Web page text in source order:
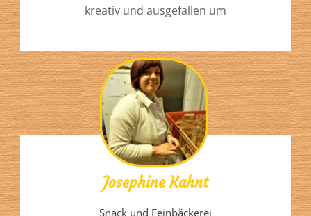
kreativ und ausgefallen um
Josephine Kahnt
Snack und Feinbäckerei